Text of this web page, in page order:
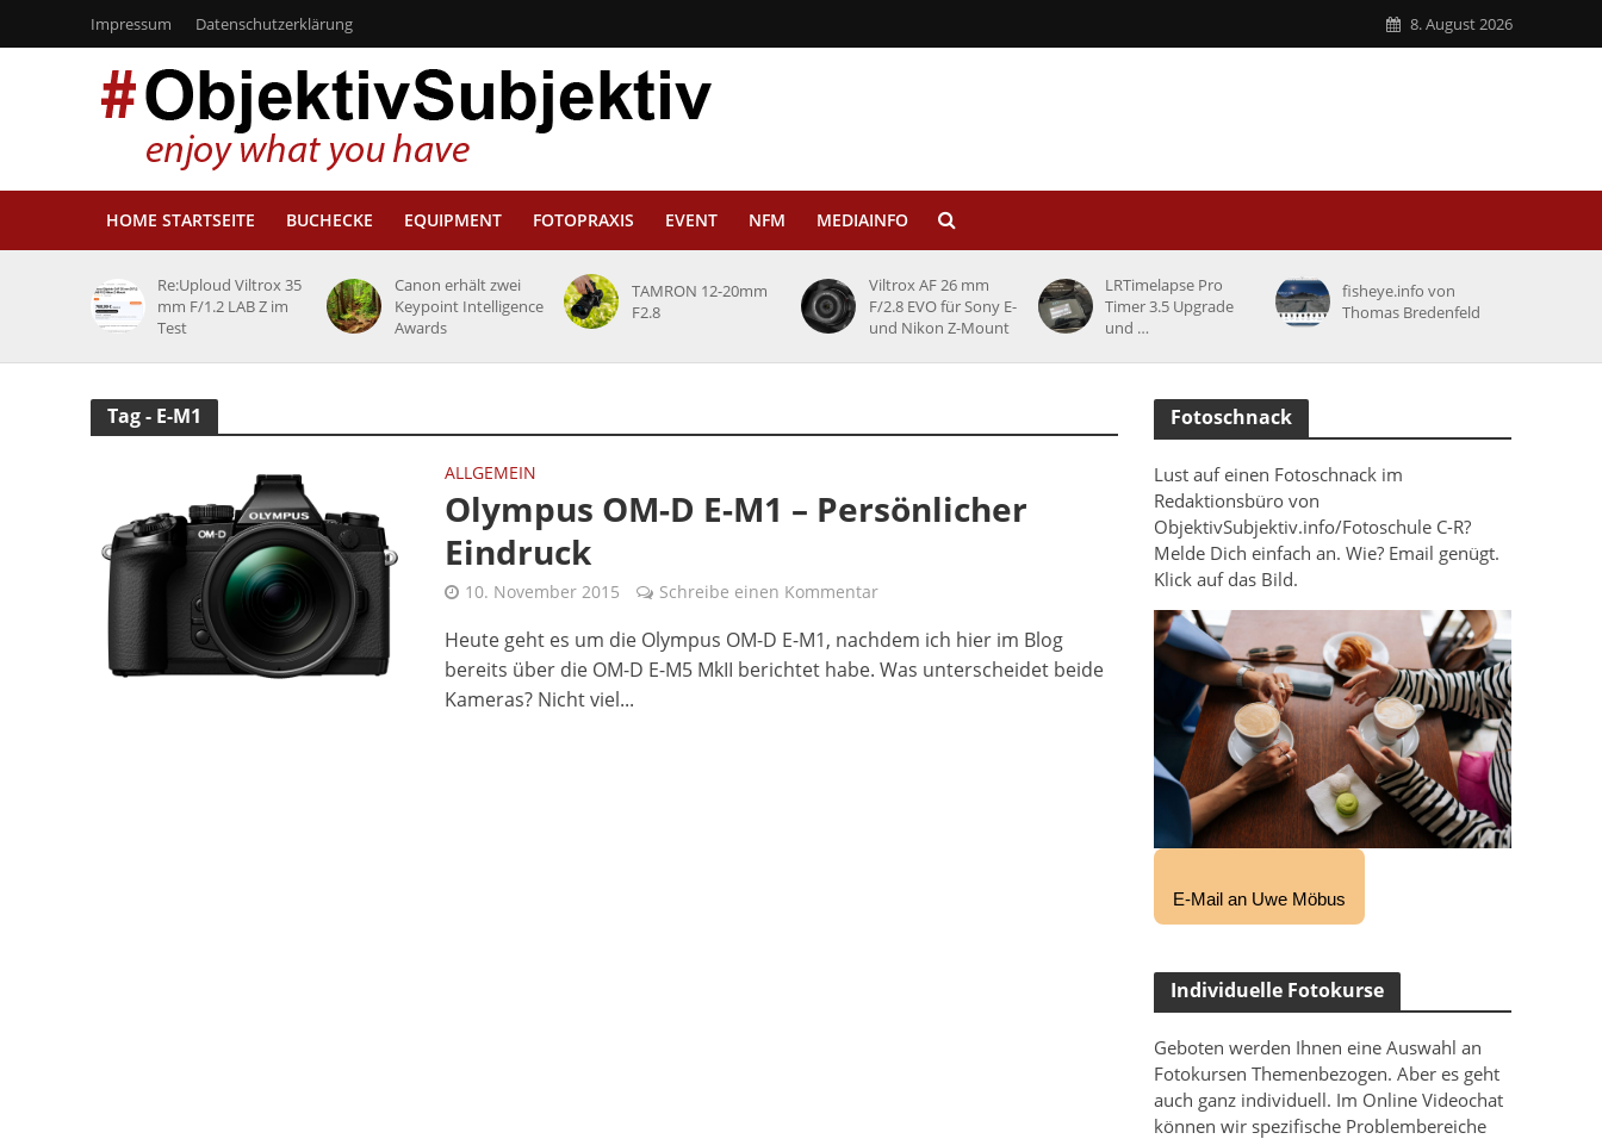
Impressum Datenschutzerklärung 8. August 2026
HOME STARTSEITE BUCHECKE EQUIPMENT FOTOPRAXIS EVENT NFM MEDIAINFO
Re:Uploud Viltrox 35
mm F/1.2 LAB Z im
Test
Canon erhält zwei
Keypoint Intelligence
Awards
TAMRON 12-20mm
F2.8
Viltrox AF 26 mm
F/2.8 EVO für Sony E-
und Nikon Z-Mount
LRTimelapse Pro
Timer 3.5 Upgrade
und …
fisheye.info von
Thomas Bredenfeld
Tag - E-M1
ALLGEMEIN
Olympus OM-D E-M1 – Persönlicher
Eindruck
10. November 2015 Schreibe einen Kommentar
Heute geht es um die Olympus OM-D E-M1, nachdem ich hier im Blog
bereits über die OM-D E-M5 MkII berichtet habe. Was unterscheidet beide
Kameras? Nicht viel...
Fotoschnack
Lust auf einen Fotoschnack im
Redaktionsbüro von
ObjektivSubjektiv.info/Fotoschule C-R?
Melde Dich einfach an. Wie? Email genügt.
Klick auf das Bild.
E-Mail an Uwe Möbus
Individuelle Fotokurse
Geboten werden Ihnen eine Auswahl an
Fotokursen Themenbezogen. Aber es geht
auch ganz individuell. Im Online Videochat
können wir spezifische Problembereiche